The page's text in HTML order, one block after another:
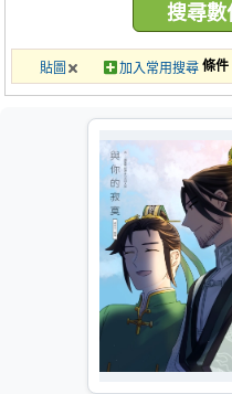
攤位轉讓區
會員功能選單
會員中心
登入
條件
貼圖 加入常用搜尋